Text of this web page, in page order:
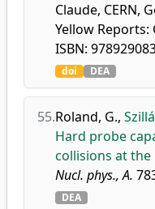
Claude, CERN,
Yellow
ISBN:
doi DEA
55.Roland, G.,
Hard probe
collisions at the
Nucl. phys., A.
DEA